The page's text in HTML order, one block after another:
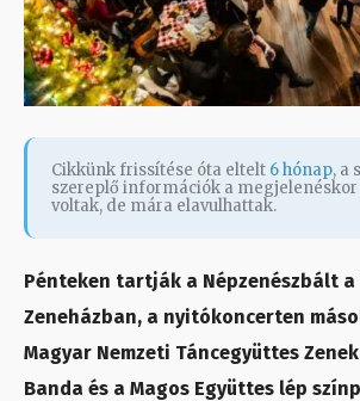
Cikkünk frissítése óta eltelt 6 hónap, a
szereplő információk a
voltak, de mára elavulhattak.
Pénteken tartják a Népzenészbált a
Zeneházban, a nyitókoncerten
Magyar Nemzeti Táncegyüttes
Banda és a Magos Együttes lép